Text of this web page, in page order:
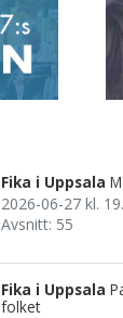
Fika i Uppsala
2026-06-27 kl.
Avsnitt: 55
Fika i Uppsala
folket